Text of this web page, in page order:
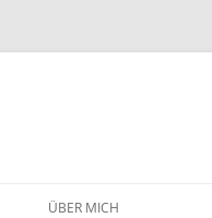
ÜBER MICH